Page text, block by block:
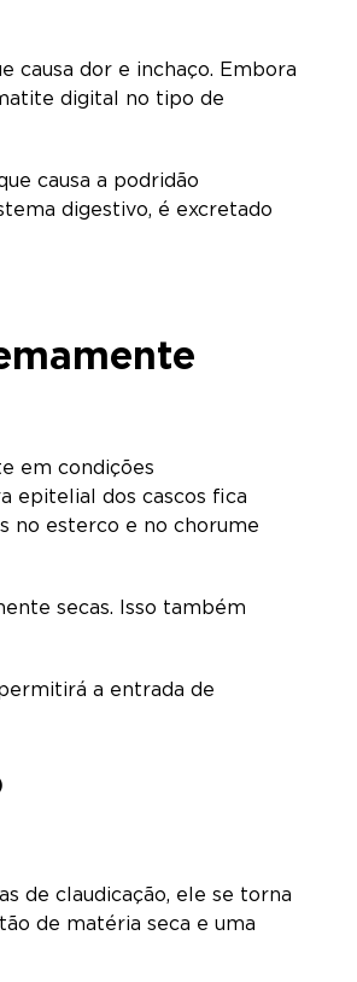
causa dor e inchaço. Embora
digital no tipo de
causa a podridão
digestivo, é excretado
em condições
epitelial dos cascos fica
no esterco e no chorume
secas. Isso também
a entrada de
de claudicação, ele se torna
de matéria seca e uma